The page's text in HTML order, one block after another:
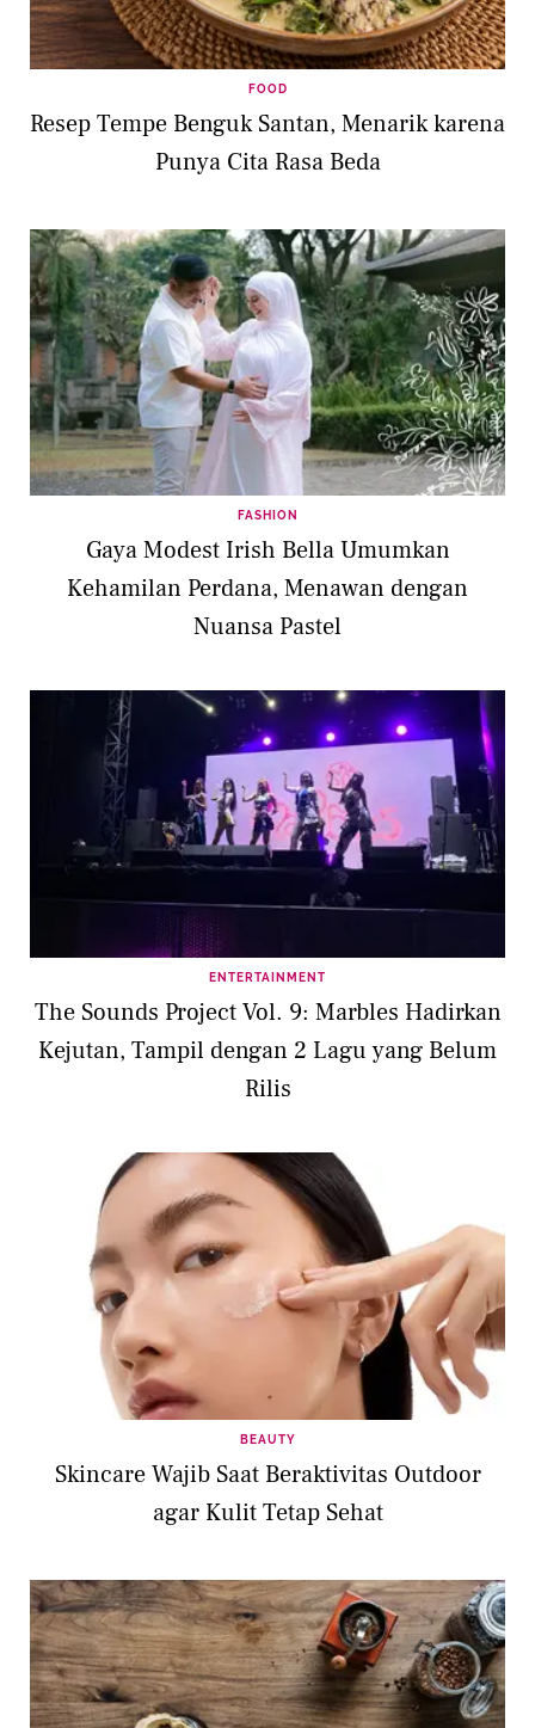
FOOD
Resep Tempe Benguk Santan, Menarik karena
Punya Cita Rasa Beda
FASHION
Gaya Modest Irish Bella Umumkan
Kehamilan Perdana, Menawan dengan
Nuansa Pastel
ENTERTAINMENT
The Sounds Project Vol. 9: Marbles Hadirkan
Kejutan, Tampil dengan 2 Lagu yang Belum
Rilis
BEAUTY
Skincare Wajib Saat Beraktivitas Outdoor
agar Kulit Tetap Sehat